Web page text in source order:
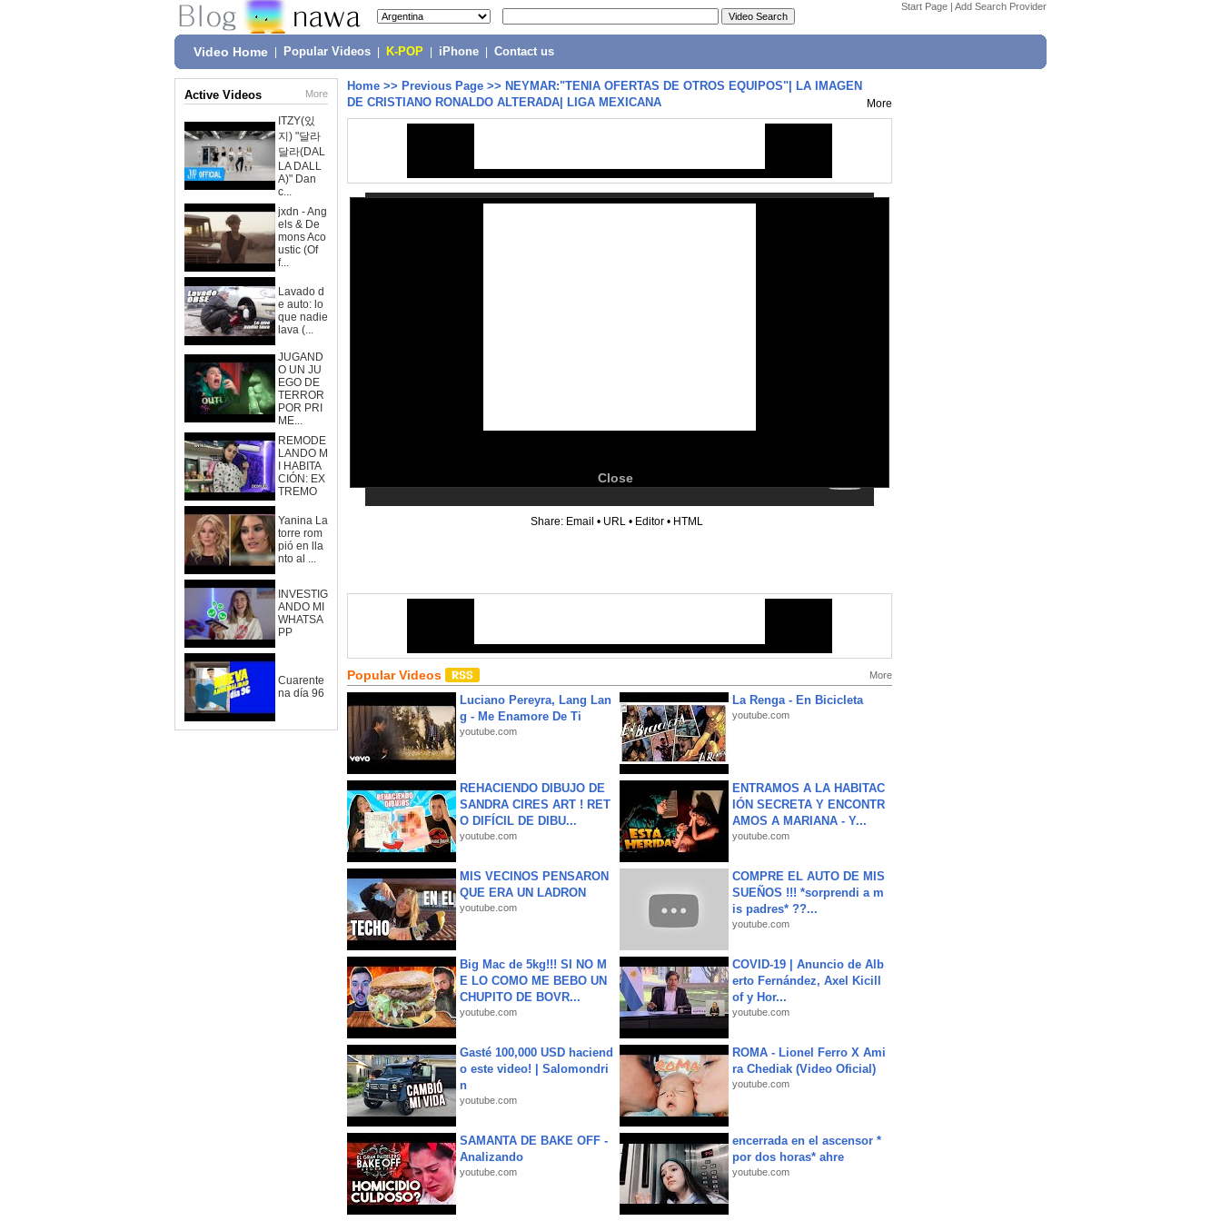
Start Page | Add Search Provider
Video Home Popular Videos K-POP iPhone Contact us
Active Videos More
ITZY(있
지) "달라
달라(DAL
LA DALL
A)" Dan
c...
jxdn - Ang
els & De
mons Aco
ustic (Of
f...
Lavado d
e auto: lo
que nadie
lava (...
JUGAND
O UN JU
EGO DE
TERROR
POR PRI
ME...
REMODE
LANDO M
I HABITA
CIÓN: EX
TREMO
Yanina La
torre rom
pió en lla
nto al ...
INVESTIG
ANDO MI
WHATSA
PP
Cuarente
na día 96
Home >> Previous Page >> NEYMAR:"TENIA OFERTAS DE OTROS EQUIPOS"| LA IMAGEN
DE CRISTIANO RONALDO ALTERADA| LIGA MEXICANA
More
Close
Share: Email • URL • Editor • HTML
Popular Videos More
Luciano Pereyra, Lang Lan
g - Me Enamore De Ti
youtube.com
La Renga - En Bicicleta
youtube.com
REHACIENDO DIBUJO DE
SANDRA CIRES ART ! RET
O DIFÍCIL DE DIBU...
youtube.com
ENTRAMOS A LA HABITAC
IÓN SECRETA Y ENCONTR
AMOS A MARIANA - Y...
youtube.com
MIS VECINOS PENSARON
QUE ERA UN LADRON
youtube.com
COMPRE EL AUTO DE MIS
SUEÑOS !!! *sorprendi a m
is padres* ??...
youtube.com
Big Mac de 5kg!!! SI NO M
E LO COMO ME BEBO UN
CHUPITO DE BOVR...
youtube.com
COVID-19 | Anuncio de Alb
erto Fernández, Axel Kicill
of y Hor...
youtube.com
Gasté 100,000 USD haciend
o este video! | Salomondri
n
youtube.com
ROMA - Lionel Ferro X Ami
ra Chediak (Video Oficial)
youtube.com
SAMANTA DE BAKE OFF -
Analizando
youtube.com
encerrada en el ascensor *
por dos horas* ahre
youtube.com